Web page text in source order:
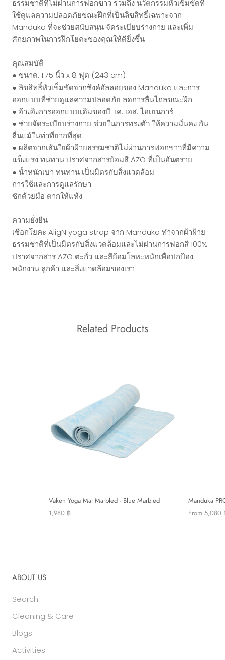
ธรรมชาติที่ไม่ผ่านการฟอกขาว รวมถึง นวัตกรรมหัวเข็มขัดที่
ใช้ดูแลความปลอดภัยขณะฝึกที่เป็นลิขสิทธิ์เฉพาะจาก
Manduka ที่จะช่วยสนับสนุน จัดระเบียบร่างกาย และเพิ่ม
ศักยภาพในการฝึกโยคะของคุณให้ดียิ่งขึ้น
คุณสมบัติ
● ขนาด: 1.75 นิ้ว x 8 ฟุต (243 cm)
● ลิขสิทธิ์หัวเข็มขัดจากซิงค์อัลลอยของ Manduka และการ
ออกแบบที่ช่วยดูแลความปลอดภัย ลดการลื่นไถลขณะฝึก
● อ้างอิงการออกแบบเดิมของบี. เค. เอส. ไอเยนการ์
● ช่วยจัดระเบียบร่างกาย ช่วยในการทรงตัว ให้ความมั่นคง กัน
ลื่นแม้ในท่าที่ยากที่สุด
● ผลิตจากเส้นใยผ้าฝ้ายธรรมชาติไม่ผ่านการฟอกขาวที่มีความ
แข็งแรง ทนทาน ปราศจากสารย้อมสี AZO ที่เป็นอันตราย
● น้ำหนักเบา ทนทาน เป็นมิตรกับสิ่งแวดล้อม
การใช้และการดูแลรักษา
ซักด้วยมือ ตากให้แห้ง
ความยั่งยืน
เชือกโยคะ AligN yoga strap จาก Manduka ทำจากผ้าฝ้าย
ธรรมชาติที่เป็นมิตรกับสิ่งแวดล้อมและไม่ผ่านการฟอกสี 100%
ปราศจากสาร AZO ตะกั่ว และสีย้อมโลหะหนักเพื่อปกป้อง
พนักงาน ลูกค้า และสิ่งแวดล้อมของเรา
Related Products
Vaken Yoga Mat Marbled - Blue Marbled
1,980 ฿
Manduka
From 5,080
ABOUT US
Search
Cleaning & Care
Blogs
Activities